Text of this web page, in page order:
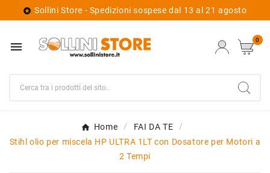
 Sollini Store - Spedizioni sospese dal 13 al 21 agosto
 0
Home
FAI DA TE
Stihl olio per miscela HP ULTRA 1LT con Dosatore per Motori a
2 Tempi